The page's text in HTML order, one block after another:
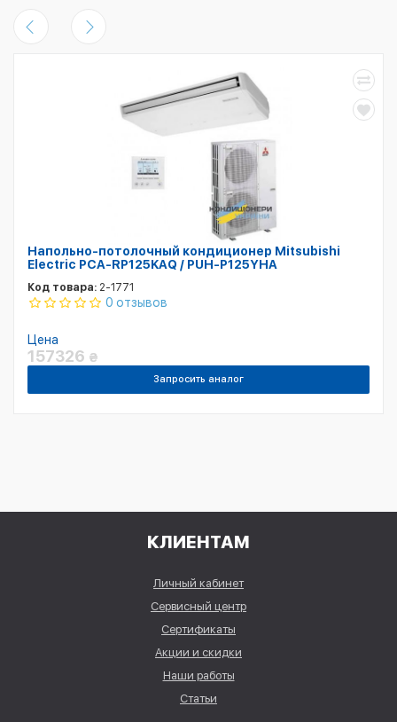
Напольно-потолочный кондиционер Mitsubishi
Electric PCA-RP125KAQ / PUH-P125YHA
Код товара: 2-1771
0 отзывов
Цена
157326 ₴
Запросить аналог
КЛИЕНТАМ
Личный кабинет
Сервисный центр
Сертификаты
Акции и скидки
Наши работы
Статьи